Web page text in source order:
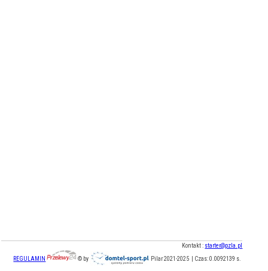
Kontakt : starter@pzla.pl
REGULAMIN
© by Pilar 2021-2025 | Czas: 0.0092139 s.